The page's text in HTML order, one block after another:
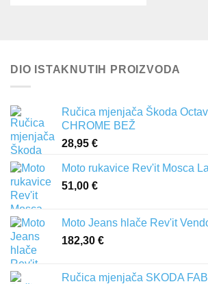
DIO ISTAKNUTIH PROIZVODA
Ručica mjenjača Škoda
CHROME BEŽ
28,95 €
Moto rukavice Rev'it Mosca
51,00 €
Moto Jeans hlače Rev'it
182,30 €
Ručica mjenjača SKODA